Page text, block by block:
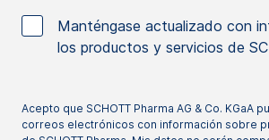
Manténgase actualizado con
los productos y servicios de
Acepto que SCHOTT Pharma AG & Co. KGaA
correos electrónicos con información sobre